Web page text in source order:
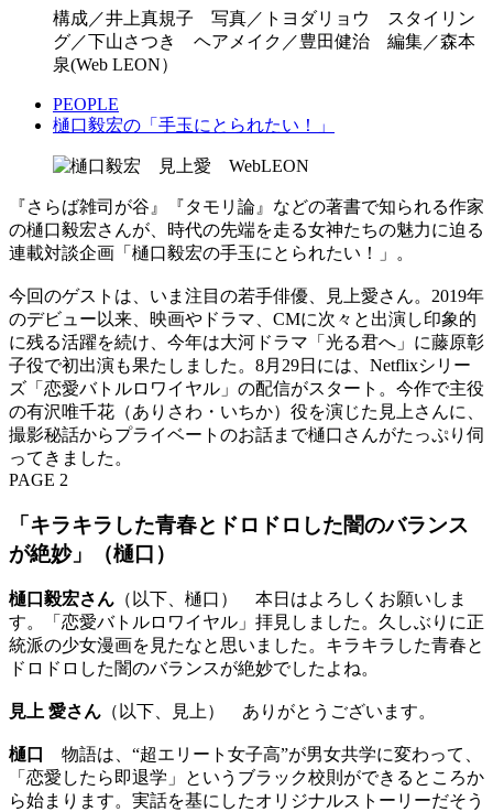
構成／井上真規子 写真／トヨダリョウ スタイリン
グ／下山さつき ヘアメイク／豊田健治 編集／森本
泉(Web LEON）
PEOPLE
樋口毅宏の「手玉にとられたい！」
『さらば雑司が谷』『タモリ論』などの著書で知られる作家
の樋口毅宏さんが、時代の先端を走る女神たちの魅力に迫る
連載対談企画「樋口毅宏の手玉にとられたい！」。
今回のゲストは、いま注目の若手俳優、見上愛さん。2019年
のデビュー以来、映画やドラマ、CMに次々と出演し印象的
に残る活躍を続け、今年は大河ドラマ「光る君へ」に藤原彰
子役で初出演も果たしました。8月29日には、Netflixシリー
ズ「恋愛バトルロワイヤル」の配信がスタート。今作で主役
の有沢唯千花（ありさわ・いちか）役を演じた見上さんに、
撮影秘話からプライベートのお話まで樋口さんがたっぷり伺
ってきました。
PAGE 2
「キラキラした青春とドロドロした闇のバランス
が絶妙」（樋口）
樋口毅宏さん （以下、樋口） 本日はよろしくお願いしま
す。「恋愛バトルロワイヤル」拝見しました。久しぶりに正
統派の少女漫画を見たなと思いました。キラキラした青春と
ドロドロした闇のバランスが絶妙でしたよね。
見上 愛さん （以下、見上） ありがとうございます。
樋口
物語は、“超エリート女子高”が男女共学に変わって、
「恋愛したら即退学」というブラック校則ができるところか
ら始まります。実話を基にしたオリジナルストーリーだそう